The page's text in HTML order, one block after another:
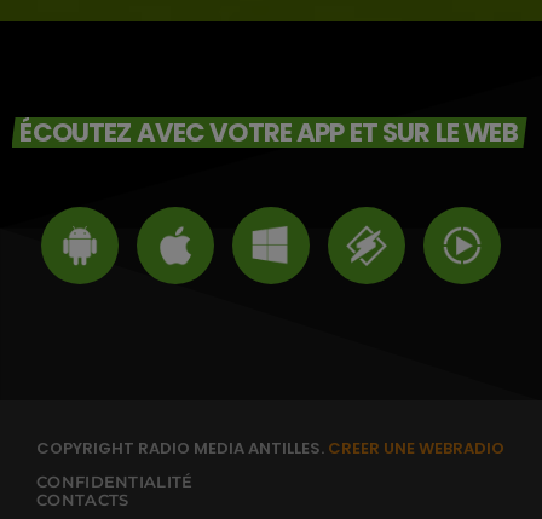
ÉCOUTEZ AVEC VOTRE APP ET SUR LE WEB
COPYRIGHT RADIO MEDIA ANTILLES. CREER UNE WEBRADIO
CONFIDENTIALITÉ
CONTACTS